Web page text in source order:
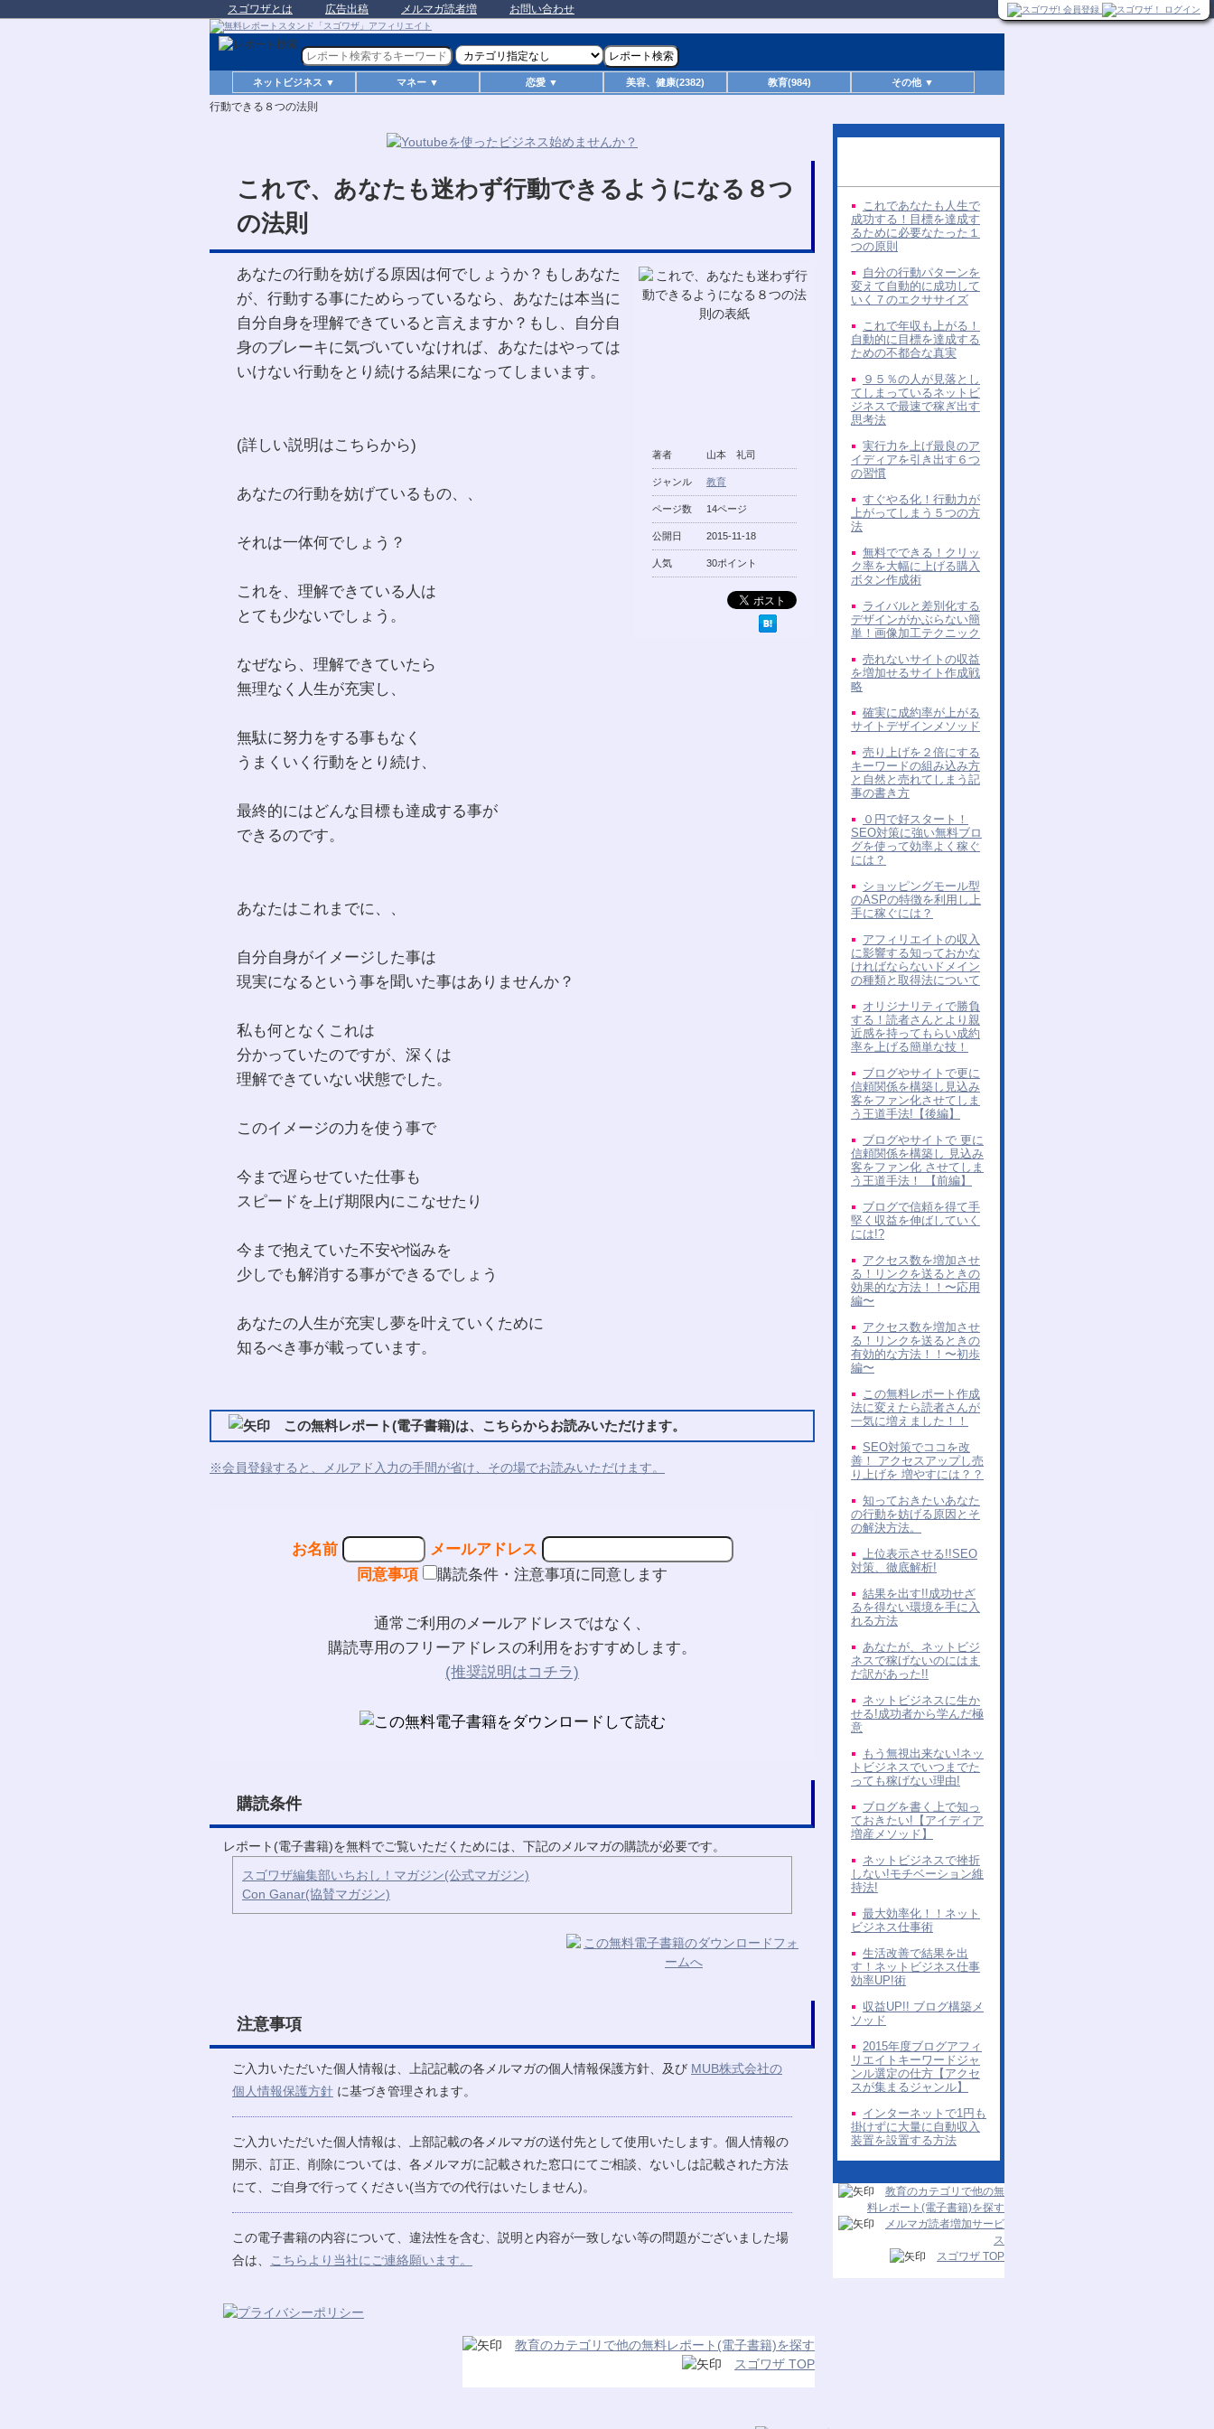
スゴワザとは 広告出稿 メルマガ読者増 お問い合わせ
ネットビジネス ▼ マネー ▼ 恋愛 ▼ 美容、健康(2382) 教育(984) その他 ▼
行動できる８つの法則
これで、あなたも迷わず行動できるようになる８つ
の法則
著者 山本 礼司
ジャンル 教育
ページ数 14ページ
公開日 2015-11-18
人気 30ポイント
あなたの行動を妨げる原因は何でしょうか？もしあなた
が、行動する事にためらっているなら、あなたは本当に
自分自身を理解できていると言えますか？もし、自分自
身のブレーキに気づいていなければ、あなたはやっては
いけない行動をとり続ける結果になってしまいます。
(詳しい説明はこちらから)
あなたの行動を妨げているもの、、
それは一体何でしょう？
これを、理解できている人は
とても少ないでしょう。
なぜなら、理解できていたら
無理なく人生が充実し、
無駄に努力をする事もなく
うまくいく行動をとり続け、
最終的にはどんな目標も達成する事が
できるのです。
あなたはこれまでに、、
自分自身がイメージした事は
現実になるという事を聞いた事はありませんか？
私も何となくこれは
分かっていたのですが、深くは
理解できていない状態でした。
このイメージの力を使う事で
今まで遅らせていた仕事も
スピードを上げ期限内にこなせたり
今まで抱えていた不安や悩みを
少しでも解消する事ができるでしょう
あなたの人生が充実し夢を叶えていくために
知るべき事が載っています。
この無料レポート(電子書籍)は、こちらからお読みいただけます。
※会員登録すると、メルアド入力の手間が省け、その場でお読みいただけます。
お名前
メールアドレス
同意事項
購読条件・注意事項に同意します
通常ご利用のメールアドレスではなく、
購読専用のフリーアドレスの利用をおすすめします。
(推奨説明はコチラ)
購読条件
レポート(電子書籍)を無料でご覧いただくためには、下記のメルマガの購読が必要です。
スゴワザ編集部いちおし！マガジン(公式マガジン)
Con Ganar(協賛マガジン)
注意事項
ご入力いただいた個人情報は、上記記載の各メルマガの個人情報保護方針、及び MUB株式会社の
個人情報保護方針 に基づき管理されます。
ご入力いただいた個人情報は、上部記載の各メルマガの送付先として使用いたします。個人情報の
開示、訂正、削除については、各メルマガに記載された窓口にてご相談、ないしは記載された方法
にて、ご自身で行ってください(当方での代行はいたしません)。
この電子書籍の内容について、違法性を含む、説明と内容が一致しない等の問題がございました場
合は、
こちらより当社にご連絡願います。
教育のカテゴリで他の無料レポート(電子書籍)を探す
スゴワザ TOP
これであなたも人生で
成功する！目標を達成す
るために必要なたった１
つの原則
自分の行動パターンを
変えて自動的に成功して
いく７のエクササイズ
これで年収も上がる！
自動的に目標を達成する
ための不都合な真実
９５％の人が見落とし
てしまっているネットビ
ジネスで最速で稼ぎ出す
思考法
実行力を上げ最良のア
イディアを引き出す６つ
の習慣
すぐやる化！行動力が
上がってしまう５つの方
法
無料でできる！クリッ
ク率を大幅に上げる購入
ボタン作成術
ライバルと差別化する
デザインがかぶらない簡
単！画像加工テクニック
売れないサイトの収益
を増加せるサイト作成戦
略
確実に成約率が上がる
サイトデザインメソッド
売り上げを２倍にする
キーワードの組み込み方
と自然と売れてしまう記
事の書き方
０円で好スタート！
SEO対策に強い無料ブロ
グを使って効率よく稼ぐ
には？
ショッピングモール型
のASPの特徴を利用し上
手に稼ぐには？
アフィリエイトの収入
に影響する知っておかな
ければならないドメイン
の種類と取得法について
オリジナリティで勝負
する！読者さんとより親
近感を持ってもらい成約
率を上げる簡単な技！
ブログやサイトで更に
信頼関係を構築し見込み
客をファン化させてしま
う王道手法!【後編】
ブログやサイトで 更に
信頼関係を構築し 見込み
客をファン化 させてしま
う王道手法！ 【前編】
ブログで信頼を得て手
堅く収益を伸ばしていく
には!?
アクセス数を増加させ
る！リンクを送るときの
効果的な方法！！〜応用
編〜
アクセス数を増加させ
る！リンクを送るときの
有効的な方法！！〜初歩
編〜
この無料レポート作成
法に変えたら読者さんが
一気に増えました！！
SEO対策でココを改
善！ アクセスアップし売
り上げを 増やすには？？
知っておきたいあなた
の行動を妨げる原因とそ
の解決方法。
上位表示させる!!SEO
対策、徹底解析!
結果を出す!!成功せざ
るを得ない環境を手に入
れる方法
あなたが、ネットビジ
ネスで稼げないのにはま
だ訳があった!!
ネットビジネスに生か
せる!成功者から学んだ極
意
もう無視出来ない!ネッ
トビジネスでいつまでた
っても稼げない理由!
ブログを書く上で知っ
ておきたい!【アイディア
増産メソッド】
ネットビジネスで挫折
しない!モチベーション維
持法!
最大効率化！！ネット
ビジネス仕事術
生活改善で結果を出
す！ネットビジネス仕事
効率UP!術
収益UP!! ブログ構築メ
ソッド
2015年度ブログアフィ
リエイトキーワードジャ
ンル選定の仕方【アクセ
スが集まるジャンル】
インターネットで1円も
掛けずに大量に自動収入
装置を設置する方法
教育のカテゴリで他の無
料レポート(電子書籍)を探す
メルマガ読者増加サービ
ス
スゴワザ TOP